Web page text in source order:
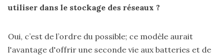
utiliser dans le stockage des réseaux ?
Oui, c’est de l’ordre du possible; ce modèle aurait
l'avantage d'offrir une seconde vie aux batteries et de